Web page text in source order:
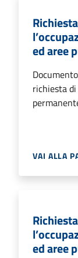
ed aree
richiesta di
VAI ALLA
ed aree